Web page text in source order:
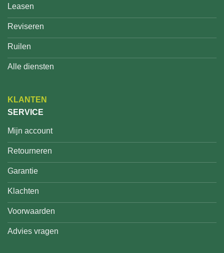
Leasen
Reviseren
Ruilen
Alle diensten
KLANTEN
SERVICE
Mijn account
Retourneren
Garantie
Klachten
Voorwaarden
Advies vragen